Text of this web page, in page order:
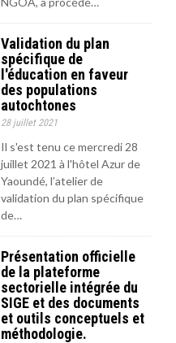
Validation du plan
spécifique de
l'éducation en faveur
des populations
autochtones
28 juillet 2021
Il s'est tenu ce mercredi 28
juillet 2021 à l'hôtel Azur de
Yaoundé, l’atelier de
validation du plan spécifique
de…
Présentation officielle
de la plateforme
sectorielle intégrée du
SIGE et des documents
et outils conceptuels et
méthodologie.